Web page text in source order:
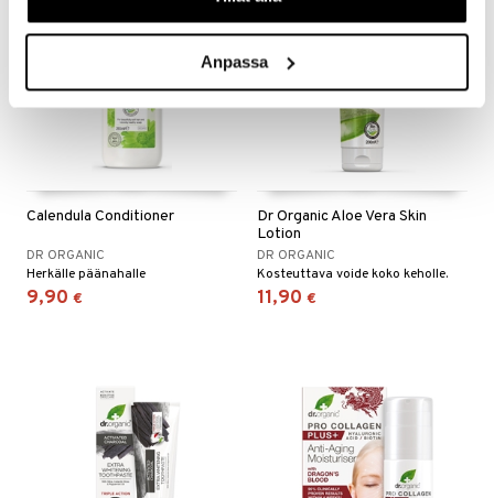
Anpassa
Calendula Conditioner
DR ORGANIC
Herkälle päänahalle
9,90 €
Dr Organic Aloe Vera Skin
Lotion
DR ORGANIC
Kosteuttava voide koko keholle.
11,90 €